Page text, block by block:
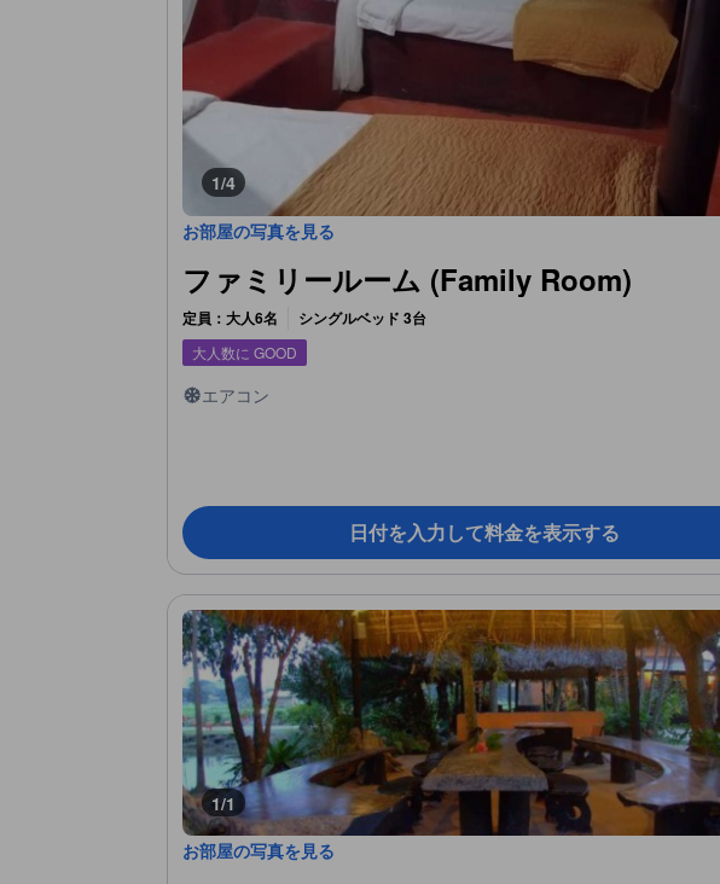
1/4
お部屋の写真を見る
ファミリールーム (Family Room)
定員：大人6名 シングルベッド 3台
大人数に GOOD
エアコン
日付を入力して料金を表示する
1/1
お部屋の写真を見る